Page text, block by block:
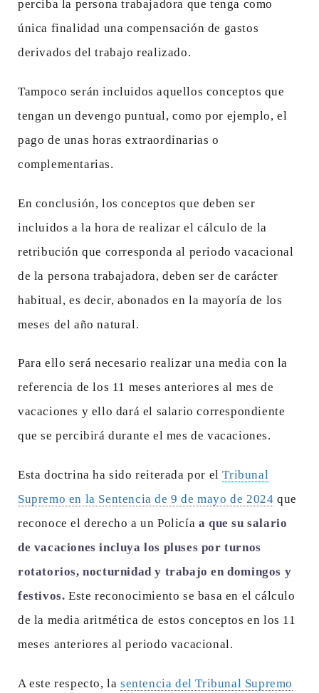
perciba la persona trabajadora que tenga como
única finalidad una compensación de gastos
derivados del trabajo realizado.
Tampoco serán incluidos aquellos conceptos que
tengan un devengo puntual, como por ejemplo, el
pago de unas horas extraordinarias o
complementarias.
En conclusión, los conceptos que deben ser
incluidos a la hora de realizar el cálculo de la
retribución que corresponda al periodo vacacional
de la persona trabajadora, deben ser de carácter
habitual, es decir, abonados en la mayoría de los
meses del año natural.
Para ello será necesario realizar una media con la
referencia de los 11 meses anteriores al mes de
vacaciones y ello dará el salario correspondiente
que se percibirá durante el mes de vacaciones.
Esta doctrina ha sido reiterada por elTribunal
Supremo en la Sentencia de 9 de mayo de 2024 que
reconoce el derecho a un Policía a que su salario
de vacaciones incluya los pluses por turnos
rotatorios, nocturnidad y trabajo en domingos y
festivos. Este reconocimiento se basa en el cálculo
de la media aritmética de estos conceptos en los 11
meses anteriores al periodo vacacional.
A este respecto, la sentencia del Tribunal Supremo